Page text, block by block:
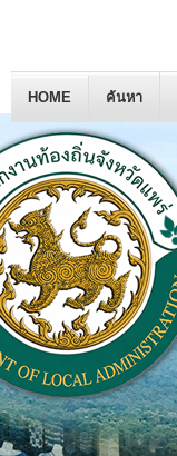
HOME ค้นหา